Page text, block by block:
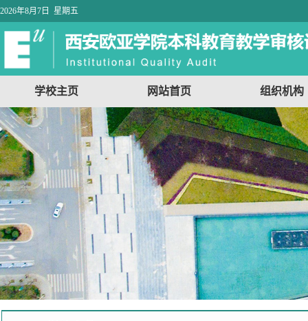
2026年8月7日 星期五
学校主页 网站首页 组织机构